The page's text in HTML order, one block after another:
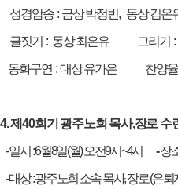
성경암송 : 금상 박정빈, 동상 김온
글짓기 : 동상 최은유 그리기 :
동화구연 :대상 유가은 찬양
4.제40회기 광주노회 목사,장로 수
-일시 : 6월8일(월)오전9시 ~4시 -장
-대상:광주노회 소속 목사,장로(은퇴